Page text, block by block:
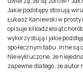
Jakie podstępy stosują
Łukasz Kaniewski w
opisuje kilkadziesiąt
wykorzystują i jakie
społecznym tabu. Inne są
Niewykluczone, że
zapewne dlatego, że autor